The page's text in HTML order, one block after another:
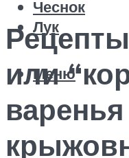
Чеснок
Лук
Меню
или